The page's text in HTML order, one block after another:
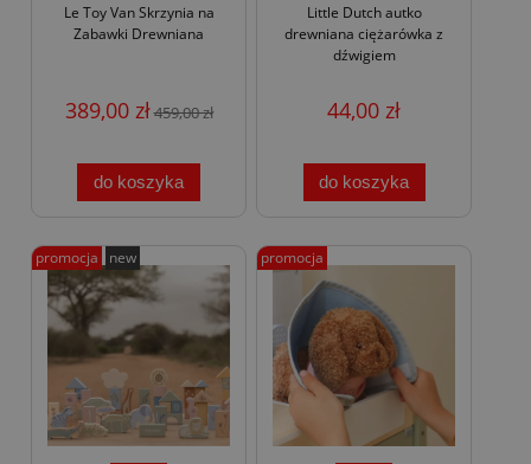
Le Toy Van Skrzynia na
Zabawki Drewniana
389,00 zł459,00 zł
do koszyka
Little Dutch autko
drewniana ciężarówka z
dźwigiem
44,00 zł
do koszyka
promocja new promocja